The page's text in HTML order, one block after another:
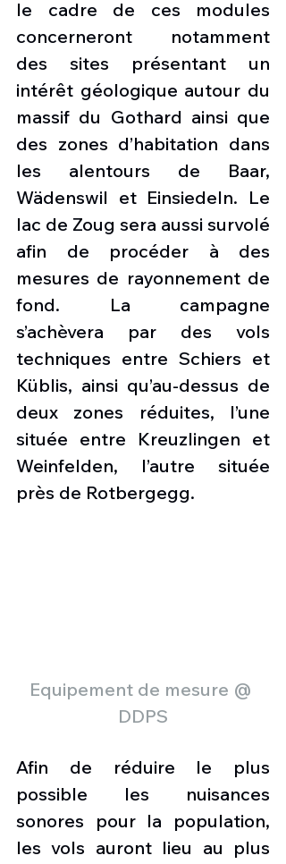
le cadre de ces modules
concerneront notamment
des sites présentant un
intérêt géologique autour du
massif du Gothard ainsi que
des zones d’habitation dans
les alentours de Baar,
Wädenswil et Einsiedeln. Le
lac de Zoug sera aussi survolé
afin de procéder à des
mesures de rayonnement de
fond. La campagne
s’achèvera par des vols
techniques entre Schiers et
Küblis, ainsi qu’au-dessus de
deux zones réduites, l’une
située entre Kreuzlingen et
Weinfelden, l’autre située
près de Rotbergegg.
Equipement de mesure @
DDPS
Afin de réduire le plus
possible les nuisances
sonores pour la population,
les vols auront lieu au plus